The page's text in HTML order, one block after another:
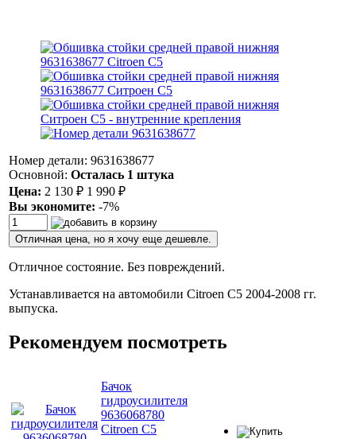
Номер детали: 9631638677
Основной: Осталась 1 штука
Цена: 2 130 ₽ 1 990 ₽
Вы экономите: -7%
Отличная цена, но я хочу еще дешевле.
Отличное состояние. Без повреждений.
Устанавливается на автомобили Citroen C5 2004-2008 гг.
выпуска.
Рекомендуем посмотреть
Бачок
гидроусилителя
9636068780
Citroen C5